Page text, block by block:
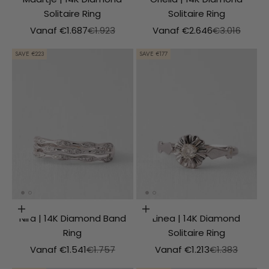
Solitaire Ring
Aanbiedingsprijs
Vanaf €1.687Normale prijs
€1.923
Solitaire Ring
Aanbiedingsprijs
Vanaf €2.646Normale prijs
€3.016
SAVE €223
Choosing options
Nira | 14K Diamond Band
Ring
Aanbiedingsprijs
Vanaf €1.541Normale prijs
€1.757
SAVE €177
Choosing options
Linea | 14K Diamond
Solitaire Ring
Aanbiedingsprijs
Vanaf €1.213Normale prijs
€1.383